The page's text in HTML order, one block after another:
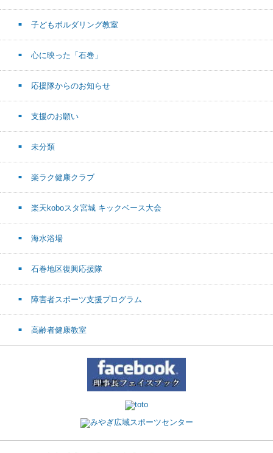
子どもボルダリング教室
心に映った「石巻」
応援隊からのお知らせ
支援のお願い
未分類
楽ラク健康クラブ
楽天koboスタ宮城 キックベース大会
海水浴場
石巻地区復興応援隊
障害者スポーツ支援プログラム
高齢者健康教室